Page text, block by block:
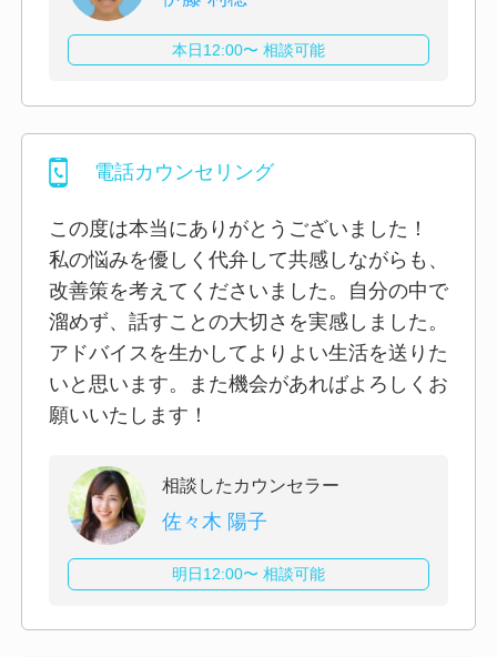
本日12:00〜 相談可能
電話カウンセリング
この度は本当にありがとうございました！
私の悩みを優しく代弁して共感しながらも、
改善策を考えてくださいました。自分の中で
溜めず、話すことの大切さを実感しました。
アドバイスを生かしてよりよい生活を送りた
いと思います。また機会があればよろしくお
願いいたします！
相談したカウンセラー
佐々木 陽子
明日12:00〜 相談可能